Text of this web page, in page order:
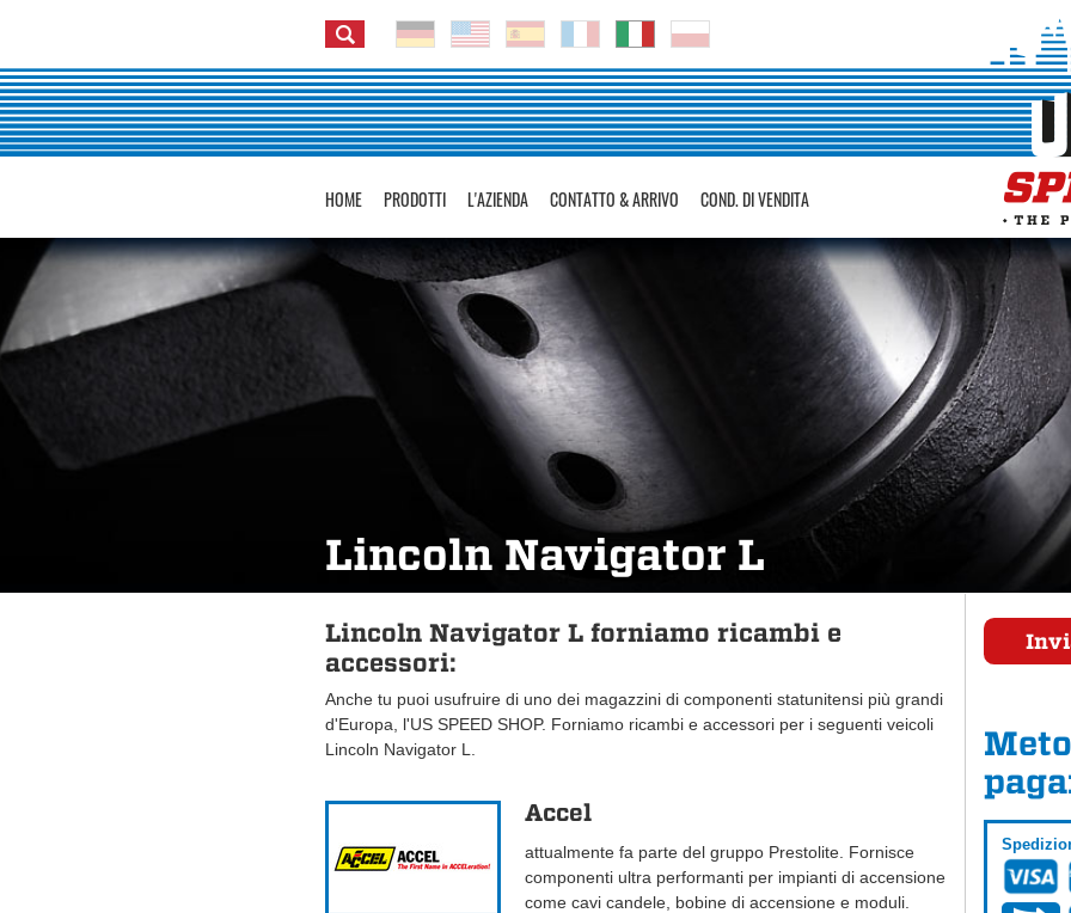
HOME PRODOTTI L'AZIENDA CONTATTO & ARRIVO COND. DI VENDITA
Lincoln Navigator L
Lincoln Navigator L forniamo ricambi e
accessori:
Anche tu puoi usufruire di uno dei magazzini di componenti statunitensi più grandi
d'Europa, l'US SPEED SHOP. Forniamo ricambi e accessori per i seguenti veicoli
Lincoln Navigator L.
Accel
attualmente fa parte del gruppo Prestolite. Fornisce
componenti ultra performanti per impianti di accensione
come cavi candele, bobine di accensione e moduli.